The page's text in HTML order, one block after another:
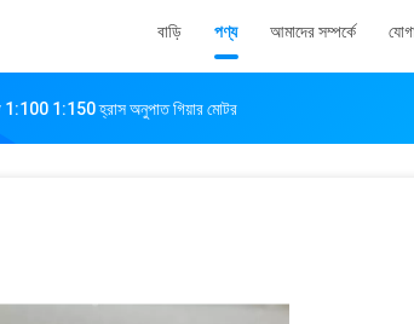
বাড়ি পণ্য আমাদের সম্পর্কে
1:100 1:150 হ্রাস অনুপাত গিয়ার মোটর